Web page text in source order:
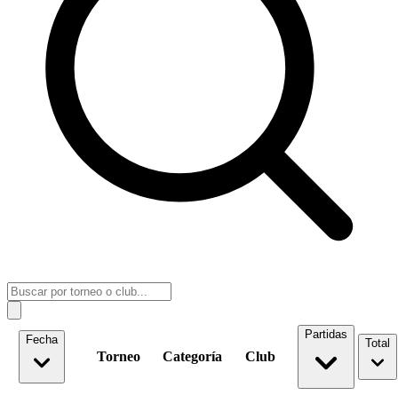
Fecha
Torneo Categoría Club
Partidas
Total